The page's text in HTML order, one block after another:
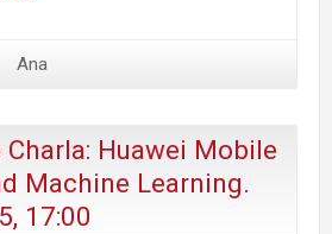
Ana
Huawei Mobile
Machine Learning.
17:00